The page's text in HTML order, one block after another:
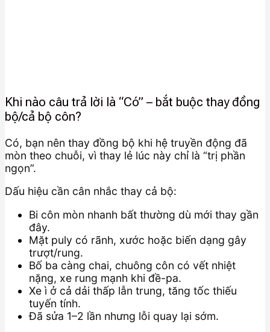
Khi nào câu trả lời là “Có” – bắt buộc thay đồng
bộ/cả bộ côn?
Có, bạn nên thay đồng bộ khi hệ truyền động đã
mòn theo chuỗi, vì thay lẻ lúc này chỉ là “trị phần
ngọn”.
Dấu hiệu cần cân nhắc thay cả bộ:
Bi côn mòn nhanh bất thường dù mới thay gần
đây.
Mặt puly có rãnh, xước hoặc biến dạng gây
trượt/rung.
Bố ba càng chai, chuông côn có vết nhiệt
nặng, xe rung mạnh khi đề-pa.
Xe ì ở cả dải thấp lẫn trung, tăng tốc thiếu
tuyến tính.
Đã sửa 1–2 lần nhưng lỗi quay lại sớm.